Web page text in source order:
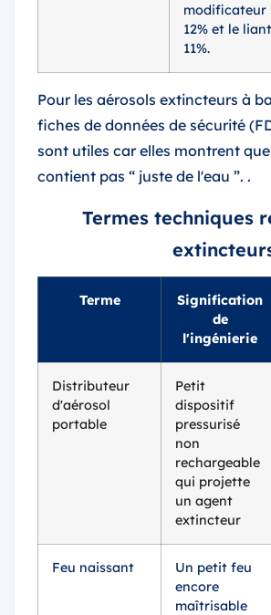
modificateur
12% et le
11%.
Pour les aérosols extincteurs à
fiches de données de sécurité
sont utiles car elles montrent
contient pas “ juste de l'eau ”. .
Termes techniques
Terme
Signification
de
l'ingénierie
Distributeur
d'aérosol
portable
Petit
dispositif
pressurisé
non
rechargeable
qui projette
un agent
extincteur
Feu naissant
Un petit feu
encore
maîtrisable